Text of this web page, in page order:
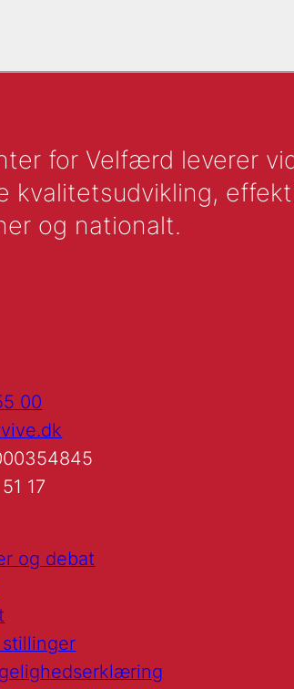
for Velfærd leverer
og nationalt.
00
17
og debat